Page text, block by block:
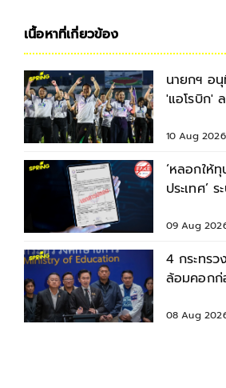
เนื้อหาที่เกี่ยวข้อง
นายกฯ อ
'แอโรบิก'
10 Aug 2026
‘หลอกให้
ประเทศ’
ล็กเมล
09 Aug
4 กระทร
ล้อมคอกก่
ศึกษา
08 Aug